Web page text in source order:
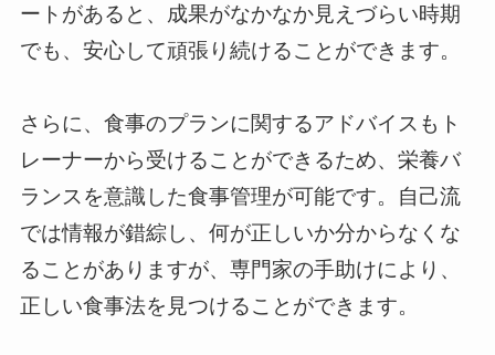
ートがあると、成果がなかなか見えづらい時期
でも、安心して頑張り続けることができます。
さらに、食事のプランに関するアドバイスもト
レーナーから受けることができるため、栄養バ
ランスを意識した食事管理が可能です。自己流
では情報が錯綜し、何が正しいか分からなくな
ることがありますが、専門家の手助けにより、
正しい食事法を見つけることができます。